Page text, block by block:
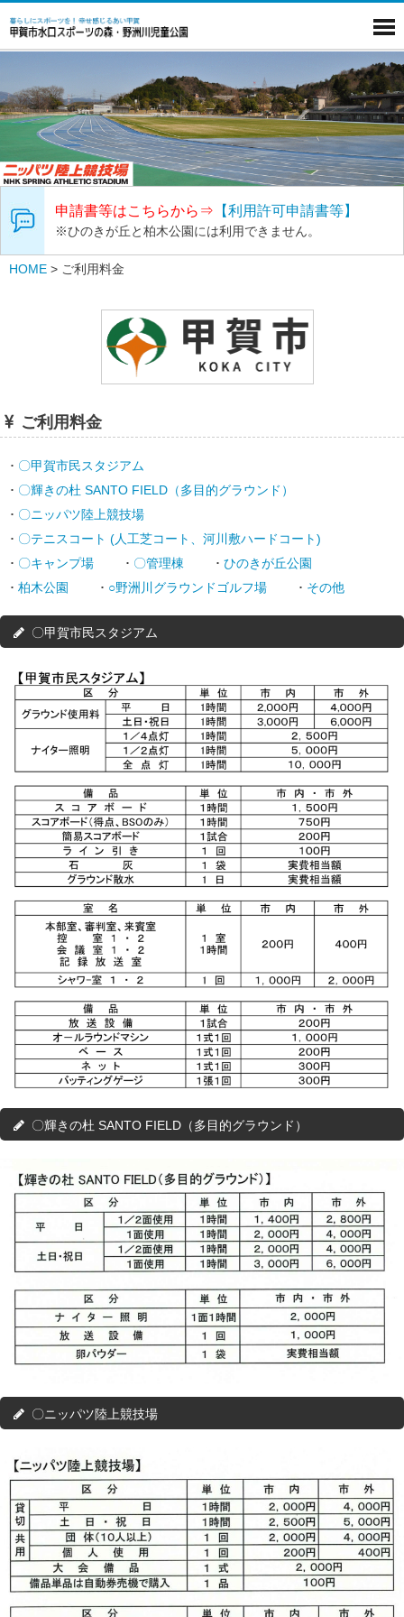
申請書等はこちらから⇒ 【利用許可申請書等】
※ひのきが丘と柏木公園には利用できません。
HOME > ご利用料金
ご利用料金
〇甲賀市民スタジアム
〇輝きの杜 SANTO FIELD（多目的グラウンド）
〇ニッパツ陸上競技場
〇テニスコート (人工芝コート、河川敷ハードコート)
〇キャンプ場
〇管理棟
ひのきが丘公園
柏木公園
○野洲川グラウンドゴルフ場 その他
〇甲賀市民スタジアム
〇輝きの杜 SANTO FIELD（多目的グラウンド）
〇ニッパツ陸上競技場